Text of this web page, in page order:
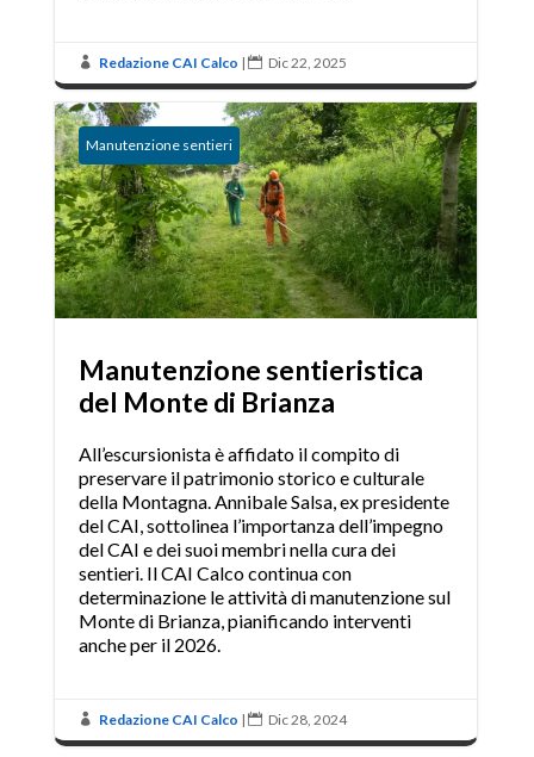
 Redazione CAI Calco |  Dic 22, 2025
Manutenzione sentieri
Manutenzione sentieristica
del Monte di Brianza
All’escursionista è affidato il compito di
preservare il patrimonio storico e culturale
della Montagna. Annibale Salsa, ex presidente
del CAI, sottolinea l’importanza dell’impegno
del CAI e dei suoi membri nella cura dei
sentieri. Il CAI Calco continua con
determinazione le attività di manutenzione sul
Monte di Brianza, pianificando interventi
anche per il 2026.
 Redazione CAI Calco |  Dic 28, 2024